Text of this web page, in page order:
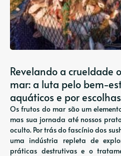
Revelando a crueldade
mar: a luta pelo bem-
aquáticos e por
Os frutos do mar são um
mas sua jornada até nossos
oculto. Por trás do fascínio dos
uma indústria repleta de
práticas destrutivas e o